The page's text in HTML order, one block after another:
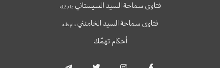
فتاوى سماحة السيد السيستانيدام ظله
فتاوى سماحة السيد الخامنئي دام ظله
أحكام تهمّك
a